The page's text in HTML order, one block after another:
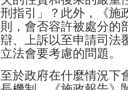
刑指引」？此外，《施
則，會否容許被處分的
辯、上訴以至申請司法
立法會要考慮的問題。
至於政府在什麼情況下